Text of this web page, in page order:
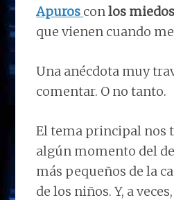
Apuros conlos
que vienen cuando
Una anécdota muy
comentar. O no tanto.
El tema principal nos
algún momento del
más pequeños de la
de los niños. Y, a